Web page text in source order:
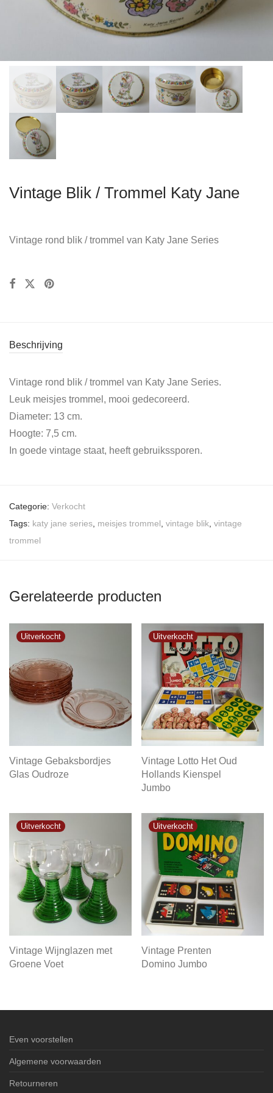
Vintage Blik / Trommel Katy Jane
Vintage rond blik / trommel van Katy Jane Series
Beschrijving
Vintage rond blik / trommel van Katy Jane Series.
Leuk meisjes trommel, mooi gedecoreerd.
Diameter: 13 cm.
Hoogte: 7,5 cm.
In goede vintage staat, heeft gebruikssporen.
Categorie: Verkocht
Tags: katy jane series meisjes trommel vintage blik vintage
trommel
Gerelateerde producten
Vintage Gebaksbordjes
Glas Oudroze
Vintage Lotto Het Oud
Hollands Kienspel
Jumbo
Vintage Wijnglazen met
Groene Voet
Vintage Prenten
Domino Jumbo
Even voorstellen
Algemene voorwaarden
Retourneren